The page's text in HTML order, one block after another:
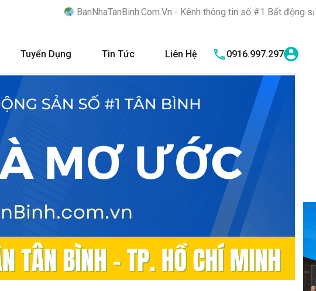
BanNhaTanBinh.Com.Vn - Kênh thông tin số #1 Bất động sản quận Tân
Tuyển Dụng Tin Tức Liên Hệ 0916.997.297